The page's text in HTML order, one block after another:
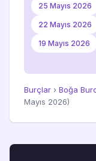
25 Mayıs 2026
22 Mayıs 2026
19 Mayıs 2026
Burçlar › Boğa
Mayıs 2026)